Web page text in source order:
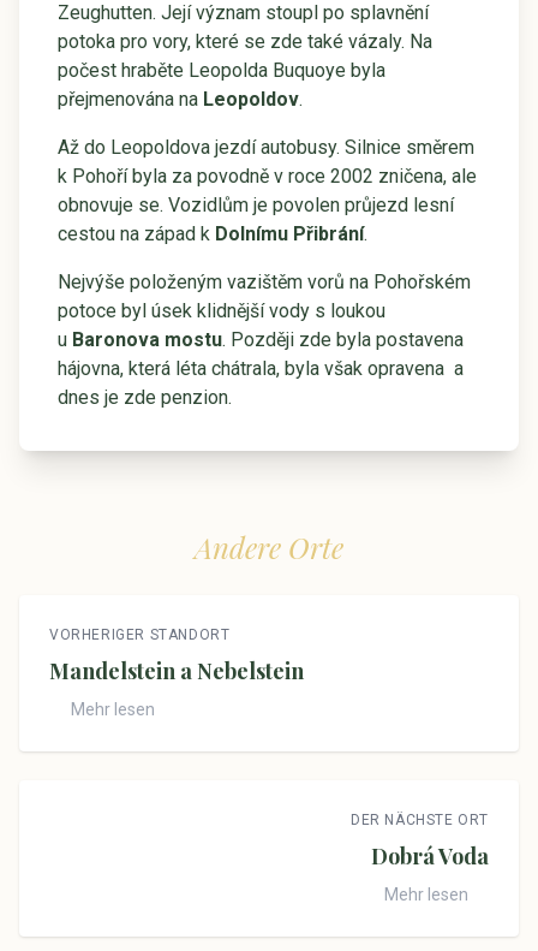
Zeughutten. Její význam stoupl po splavnění
potoka pro vory, které se zde také vázaly. Na
počest hraběte Leopolda Buquoye byla
přejmenována na Leopoldov.
Až do Leopoldova jezdí autobusy. Silnice směrem
k Pohoří byla za povodně v roce 2002 zničena, ale
obnovuje se. Vozidlům je povolen průjezd lesní
cestou na západ k Dolnímu Přibrání.
Nejvýše položeným vazištěm vorů na Pohořském
potoce byl úsek klidnější vody s loukou
u Baronova mostu. Později zde byla postavena
hájovna, která léta chátrala, byla však opravena a
dnes je zde penzion.
Andere Orte
VORHERIGER STANDORT
Mandelstein a Nebelstein
Mehr lesen
DER NÄCHSTE ORT
Dobrá Voda
Mehr lesen